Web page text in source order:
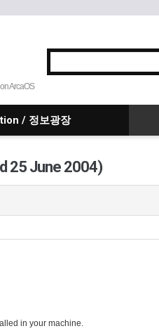
ArcaOS
/ 정보광장
25 June 2004)
in your machine.